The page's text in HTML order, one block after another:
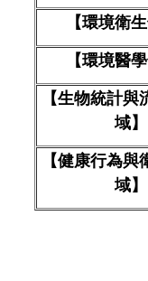
【環境衛
【環境醫
【生物統計與
域】
【健康行為與
域】